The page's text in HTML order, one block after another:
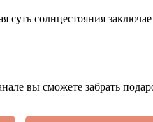
солнцестояния
вы сможете забрать